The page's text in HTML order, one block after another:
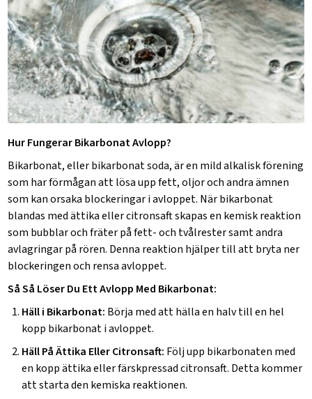
Hur Fungerar Bikarbonat Avlopp?
Bikarbonat, eller bikarbonat soda, är en mild alkalisk förening
som har förmågan att lösa upp fett, oljor och andra ämnen
som kan orsaka blockeringar i avloppet. När bikarbonat
blandas med ättika eller citronsaft skapas en kemisk reaktion
som bubblar och fräter på fett- och tvålrester samt andra
avlagringar på rören. Denna reaktion hjälper till att bryta ner
blockeringen och rensa avloppet.
Så Så Löser Du Ett Avlopp Med Bikarbonat:
Häll i Bikarbonat: Börja med att hälla en halv till en hel
kopp bikarbonat i avloppet.
Häll På Ättika Eller Citronsaft: Följ upp bikarbonaten med
en kopp ättika eller färskpressad citronsaft. Detta kommer
att starta den kemiska reaktionen.